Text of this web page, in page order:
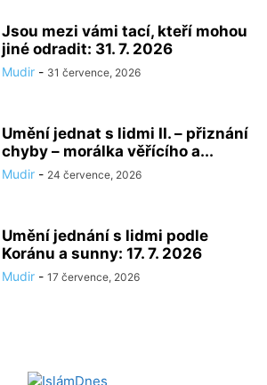
Jsou mezi vámi tací, kteří mohou
jiné odradit: 31. 7. 2026
Mudir - 31 července, 2026
Umění jednat s lidmi II. – přiznání
chyby – morálka věřícího a...
Mudir - 24 července, 2026
Umění jednání s lidmi podle
Koránu a sunny: 17. 7. 2026
Mudir - 17 července, 2026